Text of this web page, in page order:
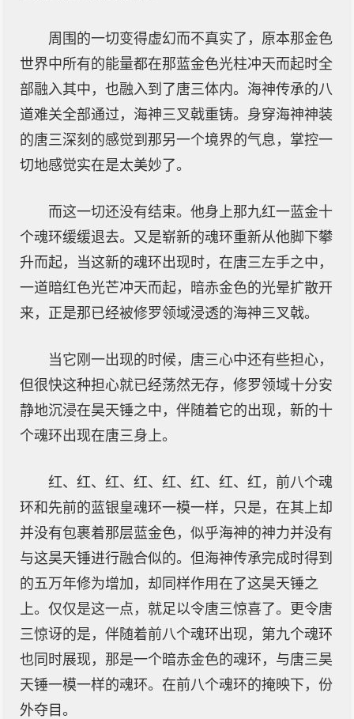
周围的一切变得虚幻而不真实了，原本那金色
世界中所有的能量都在那蓝金色光柱冲天而起时全
部融入其中，也融入到了唐三体内。海神传承的八
道难关全部通过，海神三叉戟重铸。身穿海神神装
的唐三深刻的感觉到那另一个境界的气息，掌控一
切地感觉实在是太美妙了。
而这一切还没有结束。他身上那九红一蓝金十
个魂环缓缓退去。又是崭新的魂环重新从他脚下攀
升而起，当这新的魂环出现时，在唐三左手之中，
一道暗红色光芒冲天而起，暗赤金色的光晕扩散开
来，正是那已经被修罗领域浸透的海神三叉戟。
当它刚一出现的时候，唐三心中还有些担心，
但很快这种担心就已经荡然无存，修罗领域十分安
静地沉浸在昊天锤之中，伴随着它的出现，新的十
个魂环出现在唐三身上。
红、红、红、红、红、红、红、红，前八个魂
环和先前的蓝银皇魂环一模一样，只是，在其上却
并没有包裹着那层蓝金色，似乎海神的神力并没有
与这昊天锤进行融合似的。但海神传承完成时得到
的五万年修为增加，却同样作用在了这昊天锤之
上。仅仅是这一点，就足以令唐三惊喜了。更令唐
三惊讶的是，伴随着前八个魂环出现，第九个魂环
也同时展现，那是一个暗赤金色的魂环，与唐三昊
天锤一模一样的魂环。在前八个魂环的掩映下，份
外夺目。